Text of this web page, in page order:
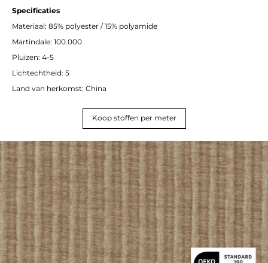
Specificaties
Materiaal: 85% polyester / 15% polyamide
Martindale: 100.000
Pluizen: 4-5
Lichtechtheid: 5
Land van herkomst: China
Koop stoffen per meter